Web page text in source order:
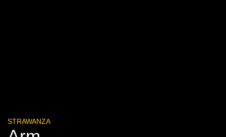
STRAWANZA